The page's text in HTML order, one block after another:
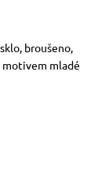
broušeno,
motivem mladé